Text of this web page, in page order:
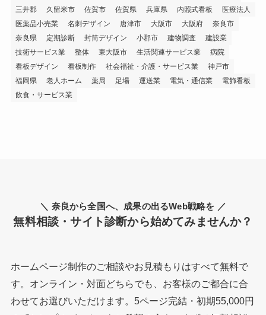
三井郡
久留米市 佐賀市 佐賀県 兵庫県 内照式看板
医療法人
医薬品小売業
名刺デザイン 唐津市 大阪市 大阪府
奈良市
奈良県
定期診断 封筒デザイン 小郡市 建物調査
建設業
技術サービス業
整体 東大阪市 生活関連サービス業
病院
看板デザイン
看板制作 社会福祉・介護・サービス業
神戸市
福岡県
老人ホーム 薬局 足場 運送業 電気・通信業
電飾看板
飲食・サービス業
＼ 奈良から全国へ、成果の出るWeb戦略を ／
無料相談・サイト診断から始めてみませんか？
ホームページ制作のご相談やお見積もりはすべて無料で
す。オンライン・対面どちらでも、お客様のご都合に合
わせてお選びいただけます。5ページ完結・初期55,000円